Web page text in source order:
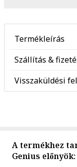
Termékleírás
Szállítás &
Visszaküldési
A termékhez
Genius előnyök: